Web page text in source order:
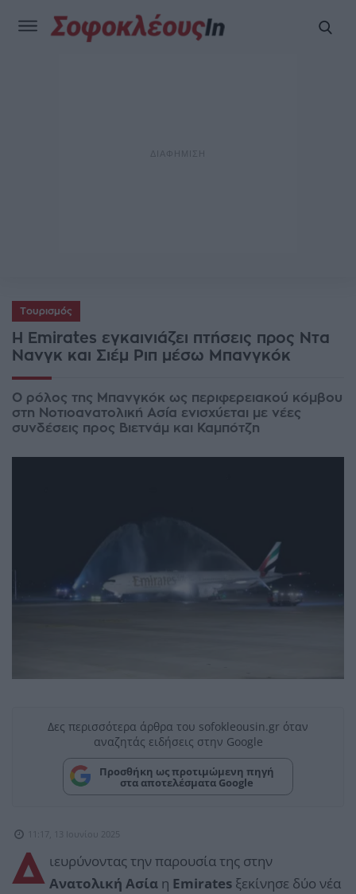
Τουρισμός
Η Emirates εγκαινιάζει πτήσεις προς Ντα
Νανγκ και Σιέμ Ριπ μέσω Μπανγκόκ
Ο ρόλος της Μπανγκόκ ως περιφερειακού κόμβου
στη Νοτιοανατολική Ασία ενισχύεται με νέες
συνδέσεις προς Βιετνάμ και Καμπότζη
Δες περισσότερα άρθρα του sofokleousin.gr όταν
αναζητάς ειδήσεις στην Google
Προσθήκη ως προτιμώμενη πηγή
στα αποτελέσματα Google
11:17, 13 Ιουνίου 2025
Δ ιευρύνοντας την παρουσία της στην
Ανατολική Ασία η Emirates ξεκίνησε δύο νέα